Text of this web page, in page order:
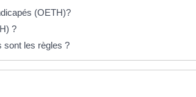
(OETH)?
?
sont les règles ?